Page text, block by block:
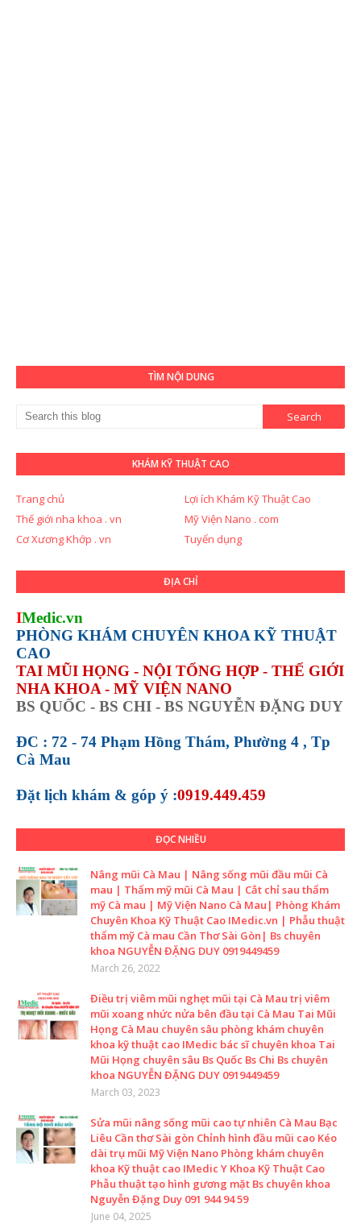
TÌM NỘI DUNG
KHÁM KỸ THUẬT CAO
Trang chủ
Lợi ích Khám Kỹ Thuật Cao
Thế giới nha khoa . vn
Mỹ Viện Nano . com
Cơ Xương Khớp . vn
Tuyển dụng
ĐỊA CHỈ
IMedic.vn
PHÒNG KHÁM CHUYÊN KHOA KỸ THUẬT
CAO
TAI MŨI HỌNG - NỘI TỔNG HỢP - THẾ GIỚI
NHA KHOA - MỸ VIỆN NANO
BS QUỐC - BS CHI - BS NGUYỄN ĐẶNG DUY
ĐC : 72 - 74 Phạm Hồng Thám, Phường 4 , Tp
Cà Mau
Đặt lịch khám & góp ý :0919.449.459
ĐỌC NHIỀU
Nâng mũi Cà Mau | Nâng sống mũi đầu mũi Cà
mau | Thẩm mỹ mũi Cà Mau | Cắt chỉ sau thẩm
mỹ Cà mau | Mỹ Viện Nano Cà Mau| Phòng Khám
Chuyên Khoa Kỹ Thuật Cao IMedic.vn | Phẫu thuật
thẩm mỹ Cà mau Cần Thơ Sài Gòn| Bs chuyên
khoa NGUYỄN ĐẶNG DUY 0919449459
March 26, 2022
Điều trị viêm mũi nghẹt mũi tại Cà Mau trị viêm
mũi xoang nhức nửa bên đầu tại Cà Mau Tai Mũi
Họng Cà Mau chuyên sâu phòng khám chuyên
khoa kỹ thuật cao IMedic bác sĩ chuyên khoa Tai
Mũi Họng chuyên sâu Bs Quốc Bs Chi Bs chuyên
khoa NGUYỄN ĐẶNG DUY 0919449459
March 03, 2023
Sửa mũi nâng sống mũi cao tự nhiên Cà Mau Bạc
Liêu Cần thơ Sài gòn Chỉnh hình đầu mũi cao Kéo
dài trụ mũi Mỹ Viện Nano Phòng khám chuyên
khoa Kỹ thuật cao IMedic Y Khoa Kỹ Thuật Cao
Phẫu thuật tạo hình gương mặt Bs chuyên khoa
Nguyễn Đặng Duy 091 944 94 59
June 04, 2025